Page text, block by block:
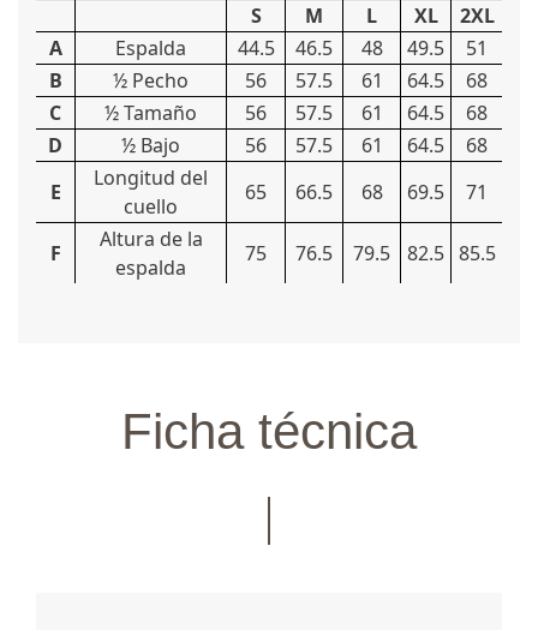
S
M L XL
2XL
A
Espalda 44.5 46.5 48 49.5
51
B
½ Pecho 56 57.5 61 64.5
68
C
½ Tamaño 56 57.5 61 64.5
68
D
½ Bajo 56 57.5 61 64.5
68
E
Longitud del
cuello
65 66.5 68 69.5 71
F
Altura de la
espalda
75 76.5 79.5 82.5 85.5
Ficha técnica